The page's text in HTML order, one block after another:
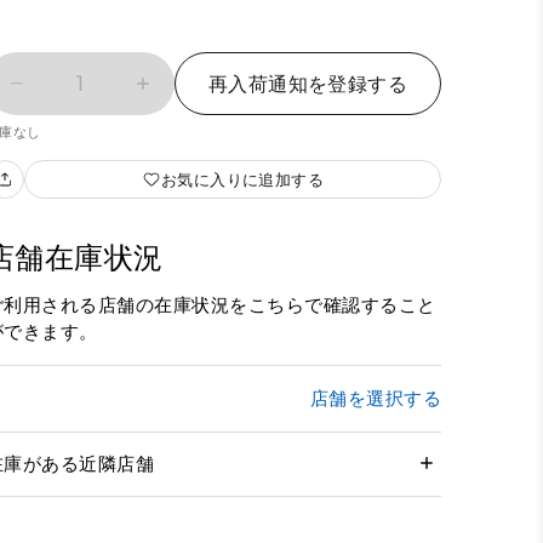
1 再入荷通知を登録する
なし
お気に入りに追加する
舗在庫状況
利用される店舗の在庫状況をこちらで確認すること
きます。
店舗を選択する
庫がある近隣店舗